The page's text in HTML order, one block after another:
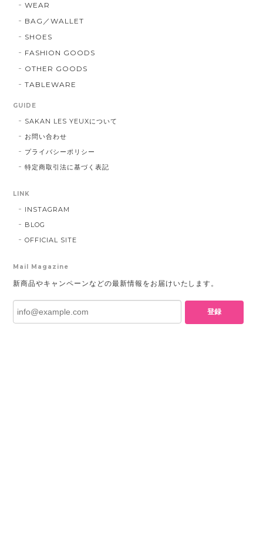
WEAR
BAG／WALLET
SHOES
FASHION GOODS
OTHER GOODS
TABLEWARE
GUIDE
SAKAN LES YEUXについて
お問い合わせ
プライバシーポリシー
特定商取引法に基づく表記
LINK
INSTAGRAM
BLOG
OFFICIAL SITE
Mail Magazine
新商品やキャンペーンなどの最新情報をお届けいたします。
登録